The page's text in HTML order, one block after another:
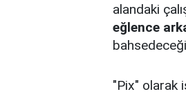
alandaki
eğlence
"Pix" olarak